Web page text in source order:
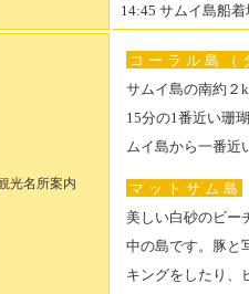
14:45 サムイ島船
光名所案内
コーラル島（
サムイ島の南約２
15分の1番近い珊
ムイ島から一番近
マットサム島
美しい白砂のビー
中の島です。豚と
キングをしたり、